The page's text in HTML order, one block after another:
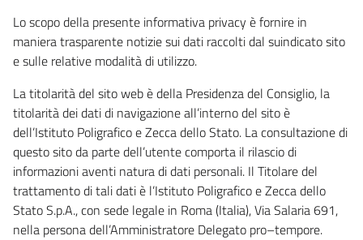
Lo scopo della presente informativa privacy è fornire in
maniera trasparente notizie sui dati raccolti dal suindicato sito
e sulle relative modalità di utilizzo.
La titolarità del sito web è della Presidenza del Consiglio, la
titolarità dei dati di navigazione all’interno del sito è
dell’Istituto Poligrafico e Zecca dello Stato. La consultazione di
questo sito da parte dell’utente comporta il rilascio di
informazioni aventi natura di dati personali. Il Titolare del
trattamento di tali dati è l’Istituto Poligrafico e Zecca dello
Stato S.p.A., con sede legale in Roma (Italia), Via Salaria 691,
nella persona dell’Amministratore Delegato pro–tempore.